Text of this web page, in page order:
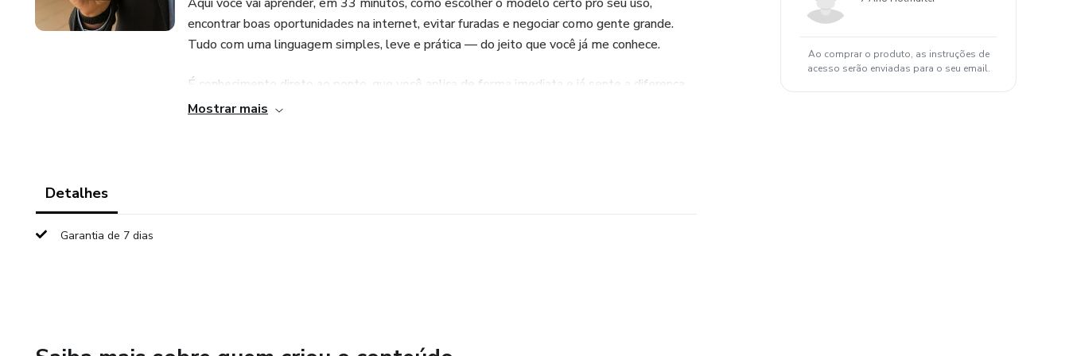
encontrar boas oportunidades na internet, evitar furadas e negociar como gente grande.
Tudo com uma linguagem simples, leve e prática — do jeito que você já me conhece.
É conhecimento direto ao ponto, que você aplica de forma imediata e já sente a diferença
na sua busca, achando o melhor carro possível para o seu uso e dentro do seu orçamento,
Mostrar mais
Detalhes
Garantia de 7 dias
Ao comprar o produto, as instruções de
acesso serão enviadas para o seu email.